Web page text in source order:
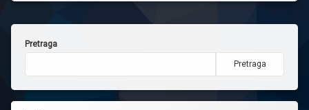
Pretraga
Pretraga